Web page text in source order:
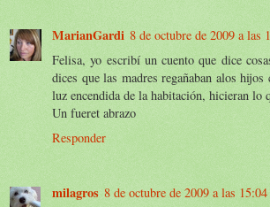
MarianGardi 8 de octubre de 2009 a las
Felisa, yo escribí un cuento que dice
dices que las madres regañaban alos
luz encendida de la habitación, hicieran lo
Un fueret abrazo
Responder
milagros 8 de octubre de 2009 a las 15:04